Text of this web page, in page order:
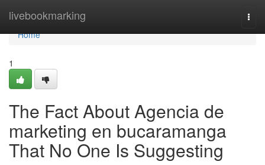
livebookmarking
Home
Home
1
The Fact About Agencia de
marketing en bucaramanga
That No One Is Suggesting